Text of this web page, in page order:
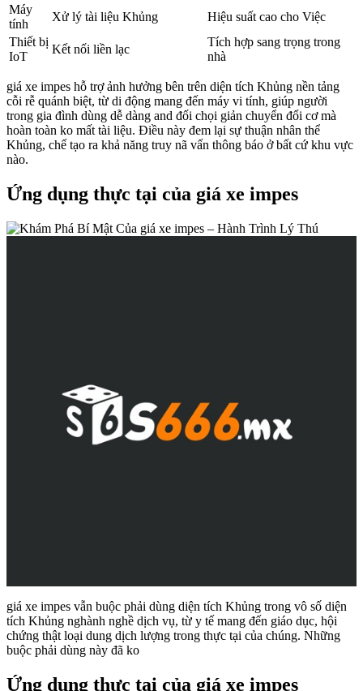
Máy
tính
Xử lý tài liệu Khủng
Hiệu suất cao cho Việc
Thiết bị
IoT
Kết nối liền lạc
Tích hợp sang trọng trong
nhà
giá xe impes hỗ trợ ảnh hưởng bên trên diện tích Khủng nền tảng
cỗi rễ quánh biệt, từ di động mang đến máy vi tính, giúp người
trong gia đình dùng dễ dàng and đối chọi giản chuyển đổi cơ mà
hoàn toàn ko mất tài liệu. Điều này đem lại sự thuận nhân thể
Khủng, chế tạo ra khả năng truy nã vấn thông báo ở bất cứ khu vực
nào.
Ứng dụng thực tại của giá xe impes
giá xe impes vẫn buộc phải dùng diện tích Khủng trong vô số diện
tích Khủng nghành nghề dịch vụ, từ y tế mang đến giáo dục, hội
chứng thật loại dung dịch lượng trong thực tại của chúng. Những
buộc phải dùng này đã ko
Ứng dụng thực tại của giá xe impes